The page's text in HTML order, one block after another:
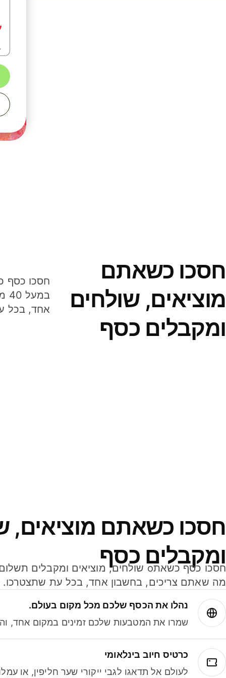
חסכו כשאתם
מוציאים, שולחים
ומקבלים כסף
אחד, בכל
חסכו כשאתם מוציאים,
ומקבלים כסף
מה שאתם צריכים, בחשבון אחד, בכל עת שתצטרכו.
נהלו את הכסף שלכם מכל מקום בעולם.
שמרו את המטבעות שלכם זמינים במקום אחד,
כרטיס חיוב בינלאומי
לעולם אל תדאגו לגבי ייקורי שער חליפין, או